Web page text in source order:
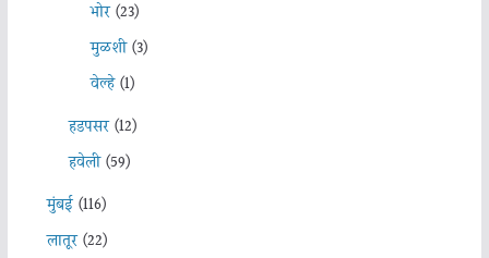
भोर(23)
मुळशी(3)
वेल्हे(1)
हडपसर(12)
हवेली(59)
मुंबई(116)
लातूर(22)